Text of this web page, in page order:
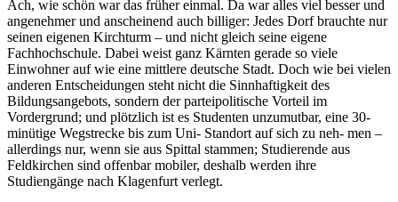
Ach, wie schön war das früher einmal. Da war alles viel besser und
angenehmer und anscheinend auch billiger: Jedes Dorf brauchte nur
seinen eigenen Kirchturm – und nicht gleich seine eigene
Fachhochschule. Dabei weist ganz Kärnten gerade so viele
Einwohner auf wie eine mittlere deutsche Stadt. Doch wie bei vielen
anderen Entscheidungen steht nicht die Sinnhaftigkeit des
Bildungsangebots, sondern der parteipolitische Vorteil im
Vordergrund; und plötzlich ist es Studenten unzumutbar, eine 30-
minütige Wegstrecke bis zum Uni- Standort auf sich zu neh- men –
allerdings nur, wenn sie aus Spittal stammen; Studierende aus
Feldkirchen sind offenbar mobiler, deshalb werden ihre
Studiengänge nach Klagenfurt verlegt.